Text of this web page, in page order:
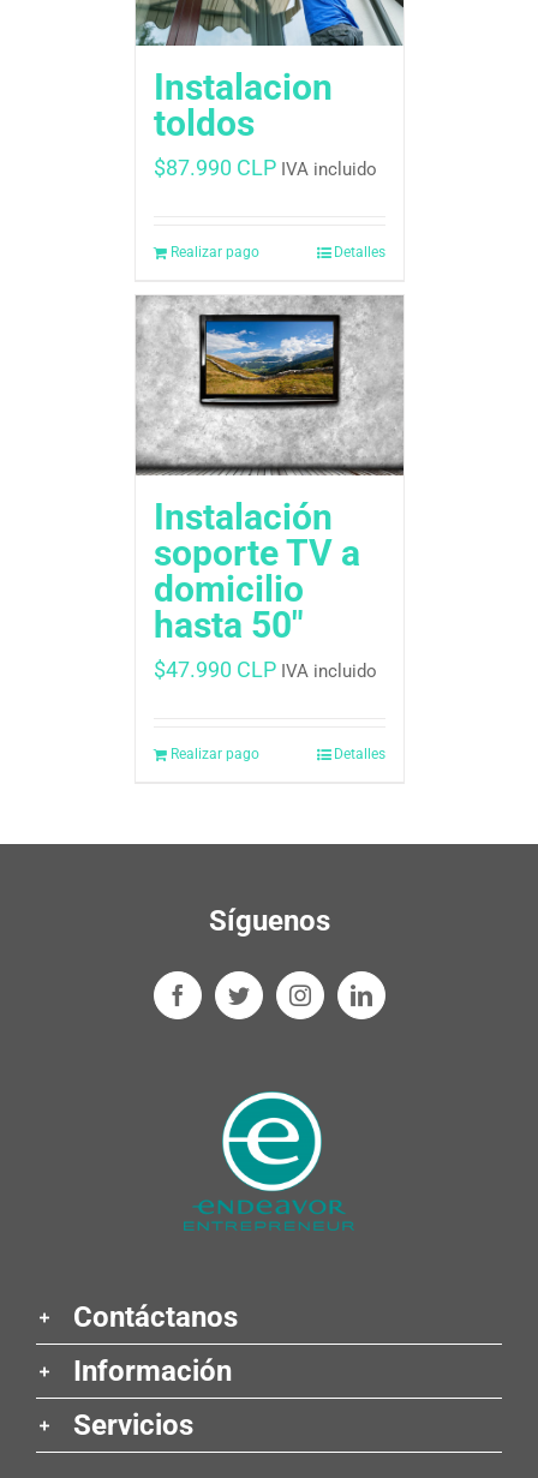
Instalacion
toldos
$87.990 CLP IVA incluido
Realizar pago Detalles
Instalación
soporte TV a
domicilio
hasta 50″
$47.990 CLP IVA incluido
Realizar pago Detalles
Síguenos
Contáctanos
Información
Servicios